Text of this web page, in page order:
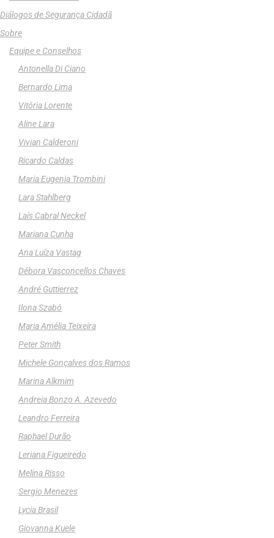
Diálogos de Segurança Cidadã
Sobre
Equipe e Conselhos
Antonella Di Ciano
Bernardo Lima
Vitória Lorente
Aline Lara
Vivian Calderoni
Ricardo Caldas
Maria Eugenia Trombini
Lara Stahlberg
Laís Cabral Neckel
Mariana Cunha
Ana Luíza Vastag
Débora Vasconcellos Chaves
André Guttierrez
Ilona Szabó
Maria Amélia Teixeira
Peter Smith
Michele Gonçalves dos Ramos
Marina Alkmim
Andreia Bonzo A. Azevedo
Leandro Ferreira
Raphael Durão
Leriana Figueiredo
Melina Risso
Sergio Menezes
Lycia Brasil
Giovanna Kuele